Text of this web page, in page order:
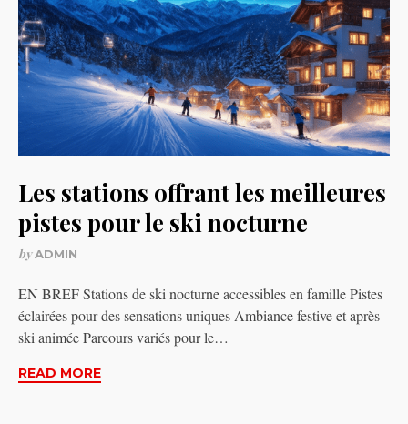
Les stations offrant les meilleures
pistes pour le ski nocturne
byADMIN
EN BREF Stations de ski nocturne accessibles en famille Pistes
éclairées pour des sensations uniques Ambiance festive et après-
ski animée Parcours variés pour le…
READ MORE